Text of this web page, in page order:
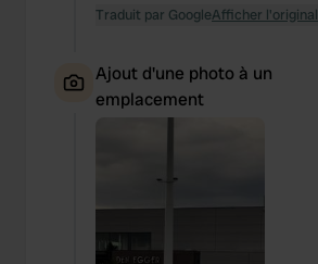
Traduit par GoogleAfficher l'original
Ajout d'une photo à un
emplacement